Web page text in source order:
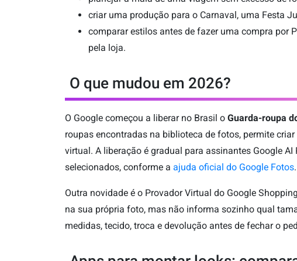
criar uma produção para o Carnaval, uma Festa
comparar estilos antes de fazer uma compra por
pela loja.
O que mudou em 2026?
O Google começou a liberar no Brasil o Guarda-roupa
roupas encontradas na biblioteca de fotos, permite
virtual. A liberação é gradual para assinantes Google
selecionados, conforme a ajuda oficial do Google Fotos.
Outra novidade é o Provador Virtual do Google
na sua própria foto, mas não informa sozinho qual
medidas, tecido, troca e devolução antes de fechar o